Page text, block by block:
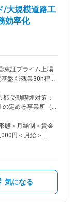
・調達・設置・保
す。 ＜西松
シールド工事他、
い方で、現場を支
ざいます。 ・同社
の高い仕事をして
遅め出社など非常
ど、単身赴任者に
/大規模道路工
効率化
東証プライム上場
盤 ◎残業30h程度
でき、活力がわく
企業」の実現に向
ていくことが不可
来の幹部候補とな
て施工管理を行っ
については以下の
受動喫煙対策：
定める事業所（リ
態＞月給制＜賃金
円＜月給＞
万※地域限定職
なります。賃金は
て上下する可能性が
気になる